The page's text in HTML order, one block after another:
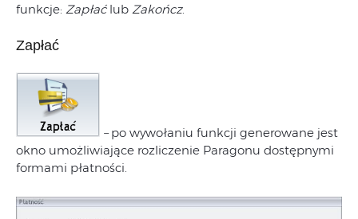
funkcje: Zapłaćlub Zakończ.
Zapłać
–po wywołaniu funkcji generowane jest
okno umożliwiające rozliczenie Paragonu dostępnymi
formami płatności.